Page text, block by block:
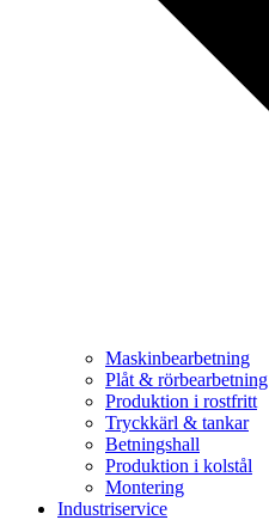
Maskinbearbetning
Plåt & rörbearbetning
Produktion i rostfritt
Tryckkärl & tankar
Betningshall
Produktion i kolstål
Montering
Industriservice